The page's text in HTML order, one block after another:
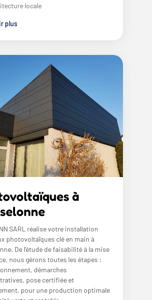
locale
plus
à
SARL réalise votre installation
photovoltaïques clé en main à
De l’étude de faisabilité à la mise
nous gérons toutes les étapes :
démarches
pose certifiée et
pour une production optimale